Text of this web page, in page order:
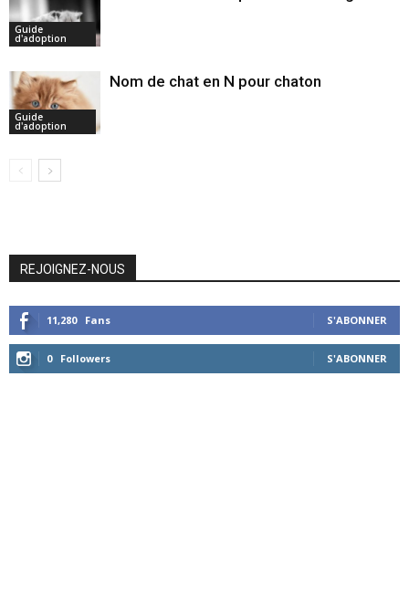
Guide
d'adoption
Guide
d'adoption
Nom de chat en N pour chaton
REJOIGNEZ-NOUS
11,280 Fans S'ABONNER
0 Followers S'ABONNER